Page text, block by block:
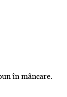
în mâncare.